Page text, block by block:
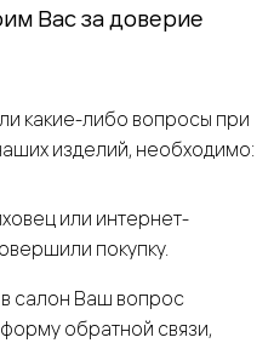
Вас за доверие
какие-либо вопросы при
изделий, необходимо:
или интернет-
покупку.
салон Ваш вопрос
обратной связи,